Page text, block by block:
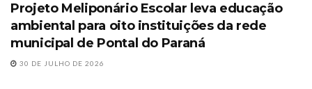
Projeto Meliponário Escolar leva educação
ambiental para oito instituições da rede
municipal de Pontal do Paraná
30 DE JULHO DE 2026